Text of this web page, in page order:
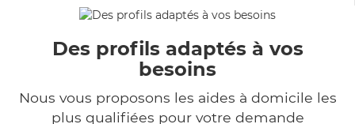
Des profils adaptés à vos
besoins
Nous vous proposons les aides à domicile les
plus qualifiées pour votre demande